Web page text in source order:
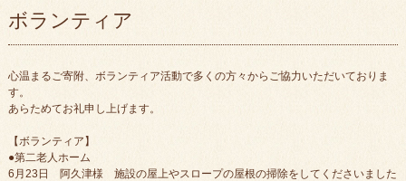
ボランティア
心温まるご寄附、ボランティア活動で多くの方々からご協力いただいておりま
す。
あらためてお礼申し上げます。
【ボランティア】
●第二老人ホーム
6月23日 阿久津様 施設の屋上やスロープの屋根の掃除をしてくださいました